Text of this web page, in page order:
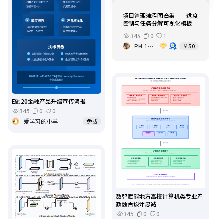
E融20金融产品升级宣传海报
345
0
0
爱学习的小羊
免费
项目管理流程图合集——进度
控制与任务分解可视化模板
345
0
1
PM-1213
￥50
数智赋能地方高校计算机类专业产
教融合设计思路
345
0
0